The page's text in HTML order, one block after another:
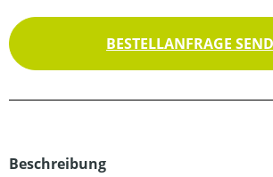
BESTELLANFRAGE
Beschreibung